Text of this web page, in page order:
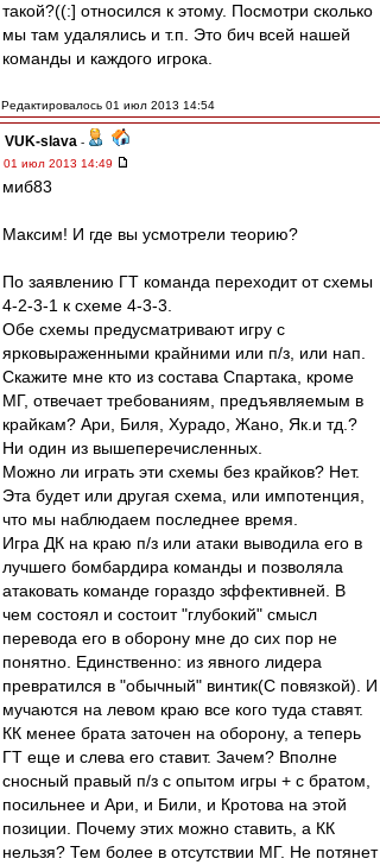
такой?((:] относился к этому. Посмотри сколько
мы там удалялись и т.п. Это бич всей нашей
команды и каждого игрока.
Редактировалось 01 июл 2013 14:54
VUK-slava -
01 июл 2013 14:49
миб83
Максим! И где вы усмотрели теорию?
По заявлению ГТ команда переходит от схемы
4-2-3-1 к схеме 4-3-3.
Обе схемы предусматривают игру с
ярковыраженными крайними или п/з, или нап.
Скажите мне кто из состава Спартака, кроме
МГ, отвечает требованиям, предъявляемым в
крайкам? Ари, Биля, Хурадо, Жано, Як.и тд.?
Ни один из вышеперечисленных.
Можно ли играть эти схемы без крайков? Нет.
Эта будет или другая схема, или импотенция,
что мы наблюдаем последнее время.
Игра ДК на краю п/з или атаки выводила его в
лучшего бомбардира команды и позволяла
атаковать команде гораздо зффективней. В
чем состоял и состоит "глубокий" смысл
перевода его в оборону мне до сих пор не
понятно. Единственно: из явного лидера
превратился в "обычный" винтик(С повязкой). И
мучаются на левом краю все кого туда ставят.
КК менее брата заточен на оборону, а теперь
ГТ еще и слева его ставит. Зачем? Вполне
сносный правый п/з с опытом игры + с братом,
посильнее и Ари, и Били, и Кротова на этой
позиции. Почему этих можно ставить, а КК
нельзя? Тем более в отсутствии МГ. Не потянет